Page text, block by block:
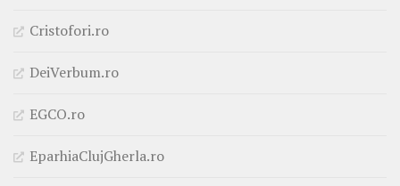
Cristofori.ro
DeiVerbum.ro
EGCO.ro
EparhiaClujGherla.ro